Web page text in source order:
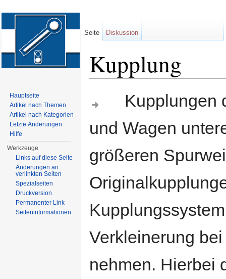
Kupplung
Kupplungen
und Wagen
größeren
Verkleinerung
nehmen. Hierbei
Seite Diskussion
Hauptseite
Artikel nach Themen
Artikel nach Kategorien
Letzte Änderungen
Hilfe
Werkzeuge
Links auf diese Seite
Änderungen an
verlinkten Seiten
Spezialseiten
Druckversion
Permanenter Link
Seiten­informationen